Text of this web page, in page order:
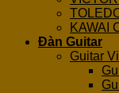
KAWAI
Đàn Guitar
Guitar